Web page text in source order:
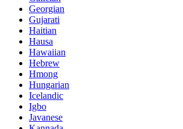
Georgian
Gujarati
Haitian
Hausa
Hawaiian
Hebrew
Hmong
Hungarian
Icelandic
Igbo
Javanese